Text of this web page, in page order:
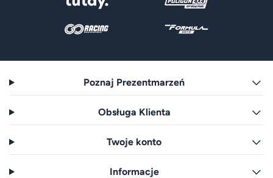
Poznaj Prezentmarzeń
Obsługa Klienta
Twoje konto
Informacje